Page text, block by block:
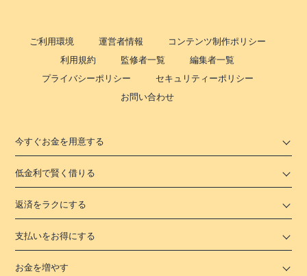
ご利用環境 運営者情報
コンテンツ制作ポリシー
利用規約
監修者一覧
編集者一覧
プライバシーポリシー
セキュリティーポリシー
お問い合わせ
今すぐお金を用意する
低金利で賢く借りる
返済をラクにする
支払いをお得にする
お金を増やす